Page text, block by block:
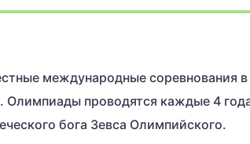
международные соревнования
Олимпиады проводятся каждые 4
бога Зевса Олимпийского.